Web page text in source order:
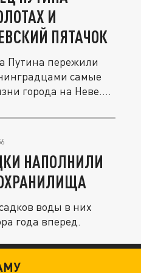
И
ПЯТАЧОК
Путина пережили
самые
города на Неве....
НАПОЛНИЛИ
воды в них
года вперед.